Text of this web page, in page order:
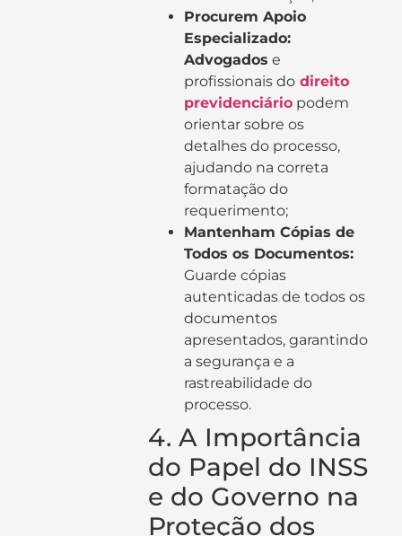
Procurem Apoio
Especializado:
Advogados e
profissionais do direito
previdenciário podem
orientar sobre os
detalhes do processo,
ajudando na correta
formatação do
requerimento;
Mantenham Cópias de
Todos os Documentos:
Guarde cópias
autenticadas de todos os
documentos
apresentados, garantindo
a segurança e a
rastreabilidade do
processo.
4. A Importância
do Papel do INSS
e do Governo na
Proteção dos